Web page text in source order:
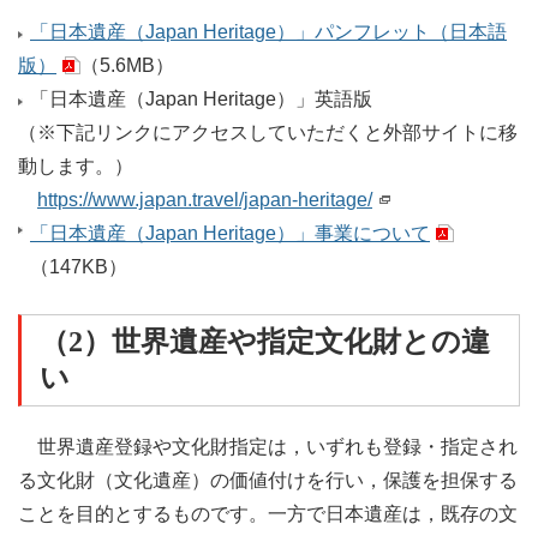
「日本遺産（Japan Heritage）」パンフレット（日本語
版）
（5.6MB）
「日本遺産（Japan Heritage）」英語版
（※下記リンクにアクセスしていただくと外部サイトに移
動します。）
https://www.japan.travel/japan-heritage/
「日本遺産（Japan Heritage）」事業について
（147KB）
（2）世界遺産や指定文化財との違
い
世界遺産登録や文化財指定は，いずれも登録・指定され
る文化財（文化遺産）の価値付けを行い，保護を担保する
ことを目的とするものです。一方で日本遺産は，既存の文